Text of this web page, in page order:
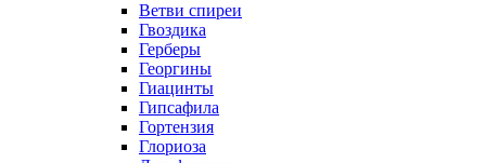
Ветви спиреи
Гвоздика
Герберы
Георгины
Гиацинты
Гипсафила
Гортензия
Глориоза